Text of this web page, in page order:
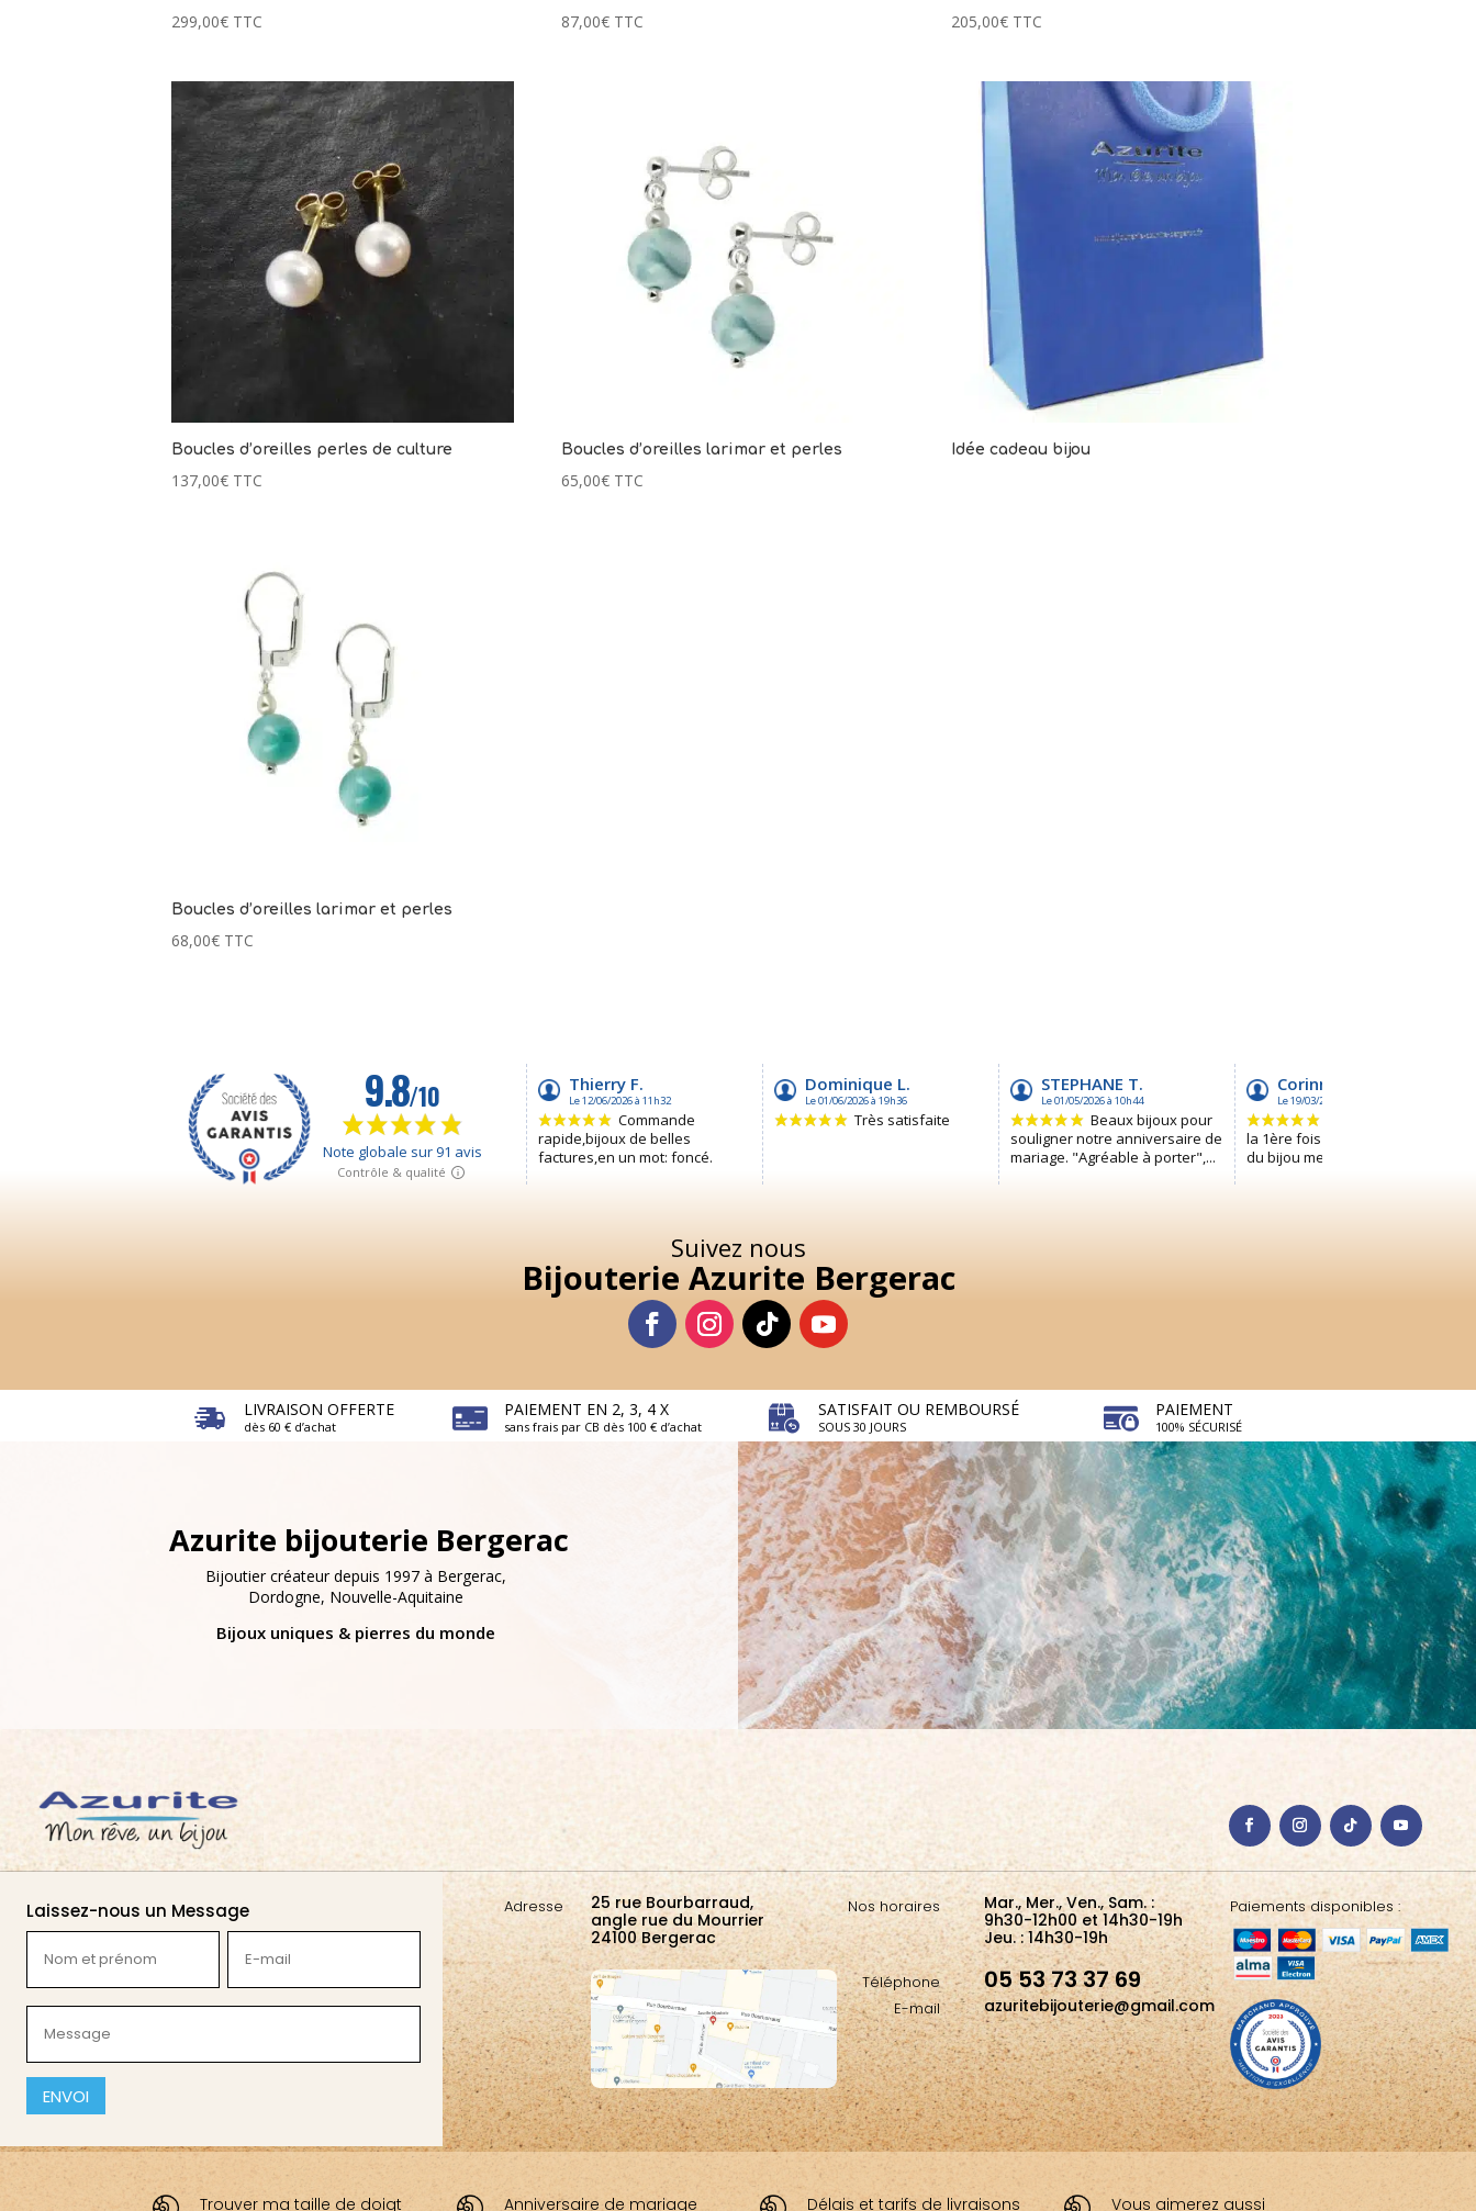
299,00€ TTC 87,00€ TTC 205,00€ TTC
Boucles d’oreilles perles de culture
137,00€ TTC
Boucles d’oreilles larimar et perles
65,00€ TTC
Idée cadeau bijou
Boucles d’oreilles larimar et perles
68,00€ TTC
Suivez nous
Bijouterie Azurite Bergerac
LIVRAISON OFFERTE
dès 60 € d’achat
PAIEMENT EN 2, 3, 4 X
sans frais par CB dès 100 € d’achat
SATISFAIT OU REMBOURSÉ
SOUS 30 JOURS
PAIEMENT
100% SÉCURISÉ
Azurite bijouterie Bergerac
Bijoutier créateur depuis 1997 à Bergerac,
Dordogne, Nouvelle-Aquitaine
Bijoux uniques & pierres du monde
Laissez-nous un Message
et
prénom
mail
(Nécessaire)
(Nécessaire)
CAPTCHA
Adresse
25 rue Bourbarraud,
angle rue du Mourrier
24100 Bergerac
Nos horaires
Téléphone
E-mail
Mar., Mer., Ven., Sam. :
9h30-12h00 et 14h30-19h
Jeu. : 14h30-19h
05 53 73 37 69
azuritebijouterie@gmail.com
Paiements disponibles :
Trouver ma taille de doigt Anniversaire de mariage Délais et tarifs de livraisons Vous aimerez aussi